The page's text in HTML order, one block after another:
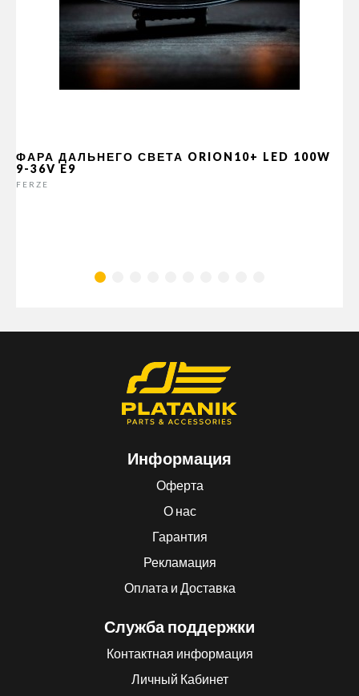
ФАРА ДАЛЬНЕГО СВЕТА ORION10+ LED 100W
9-36V E9
FERZE
Информация
Оферта
О нас
Гарантия
Рекламация
Оплата и Доставка
Служба поддержки
Контактная информация
Личный Кабинет